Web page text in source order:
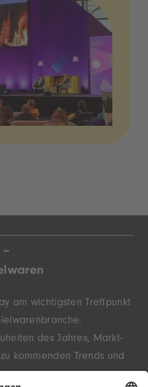
am wichtigsten Treffpunkt
des Jahres, Markt­
kommenden Trends und